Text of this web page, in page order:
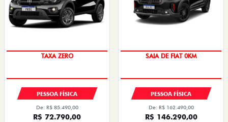
TAXA ZERO
PESSOA FÍSICA
De: R$ 85.490,00
R$ 72.790,00
SAIA DE FIAT 0KM
PESSOA FÍSICA
De: R$ 162.490,00
R$ 146.290,00